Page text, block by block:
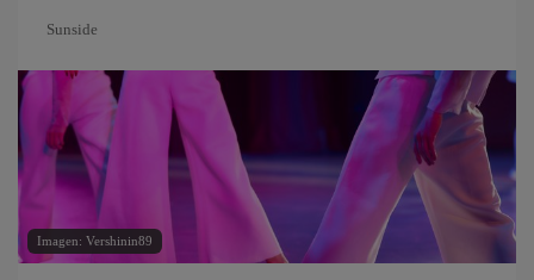
Sunside
Imagen: Vershinin89